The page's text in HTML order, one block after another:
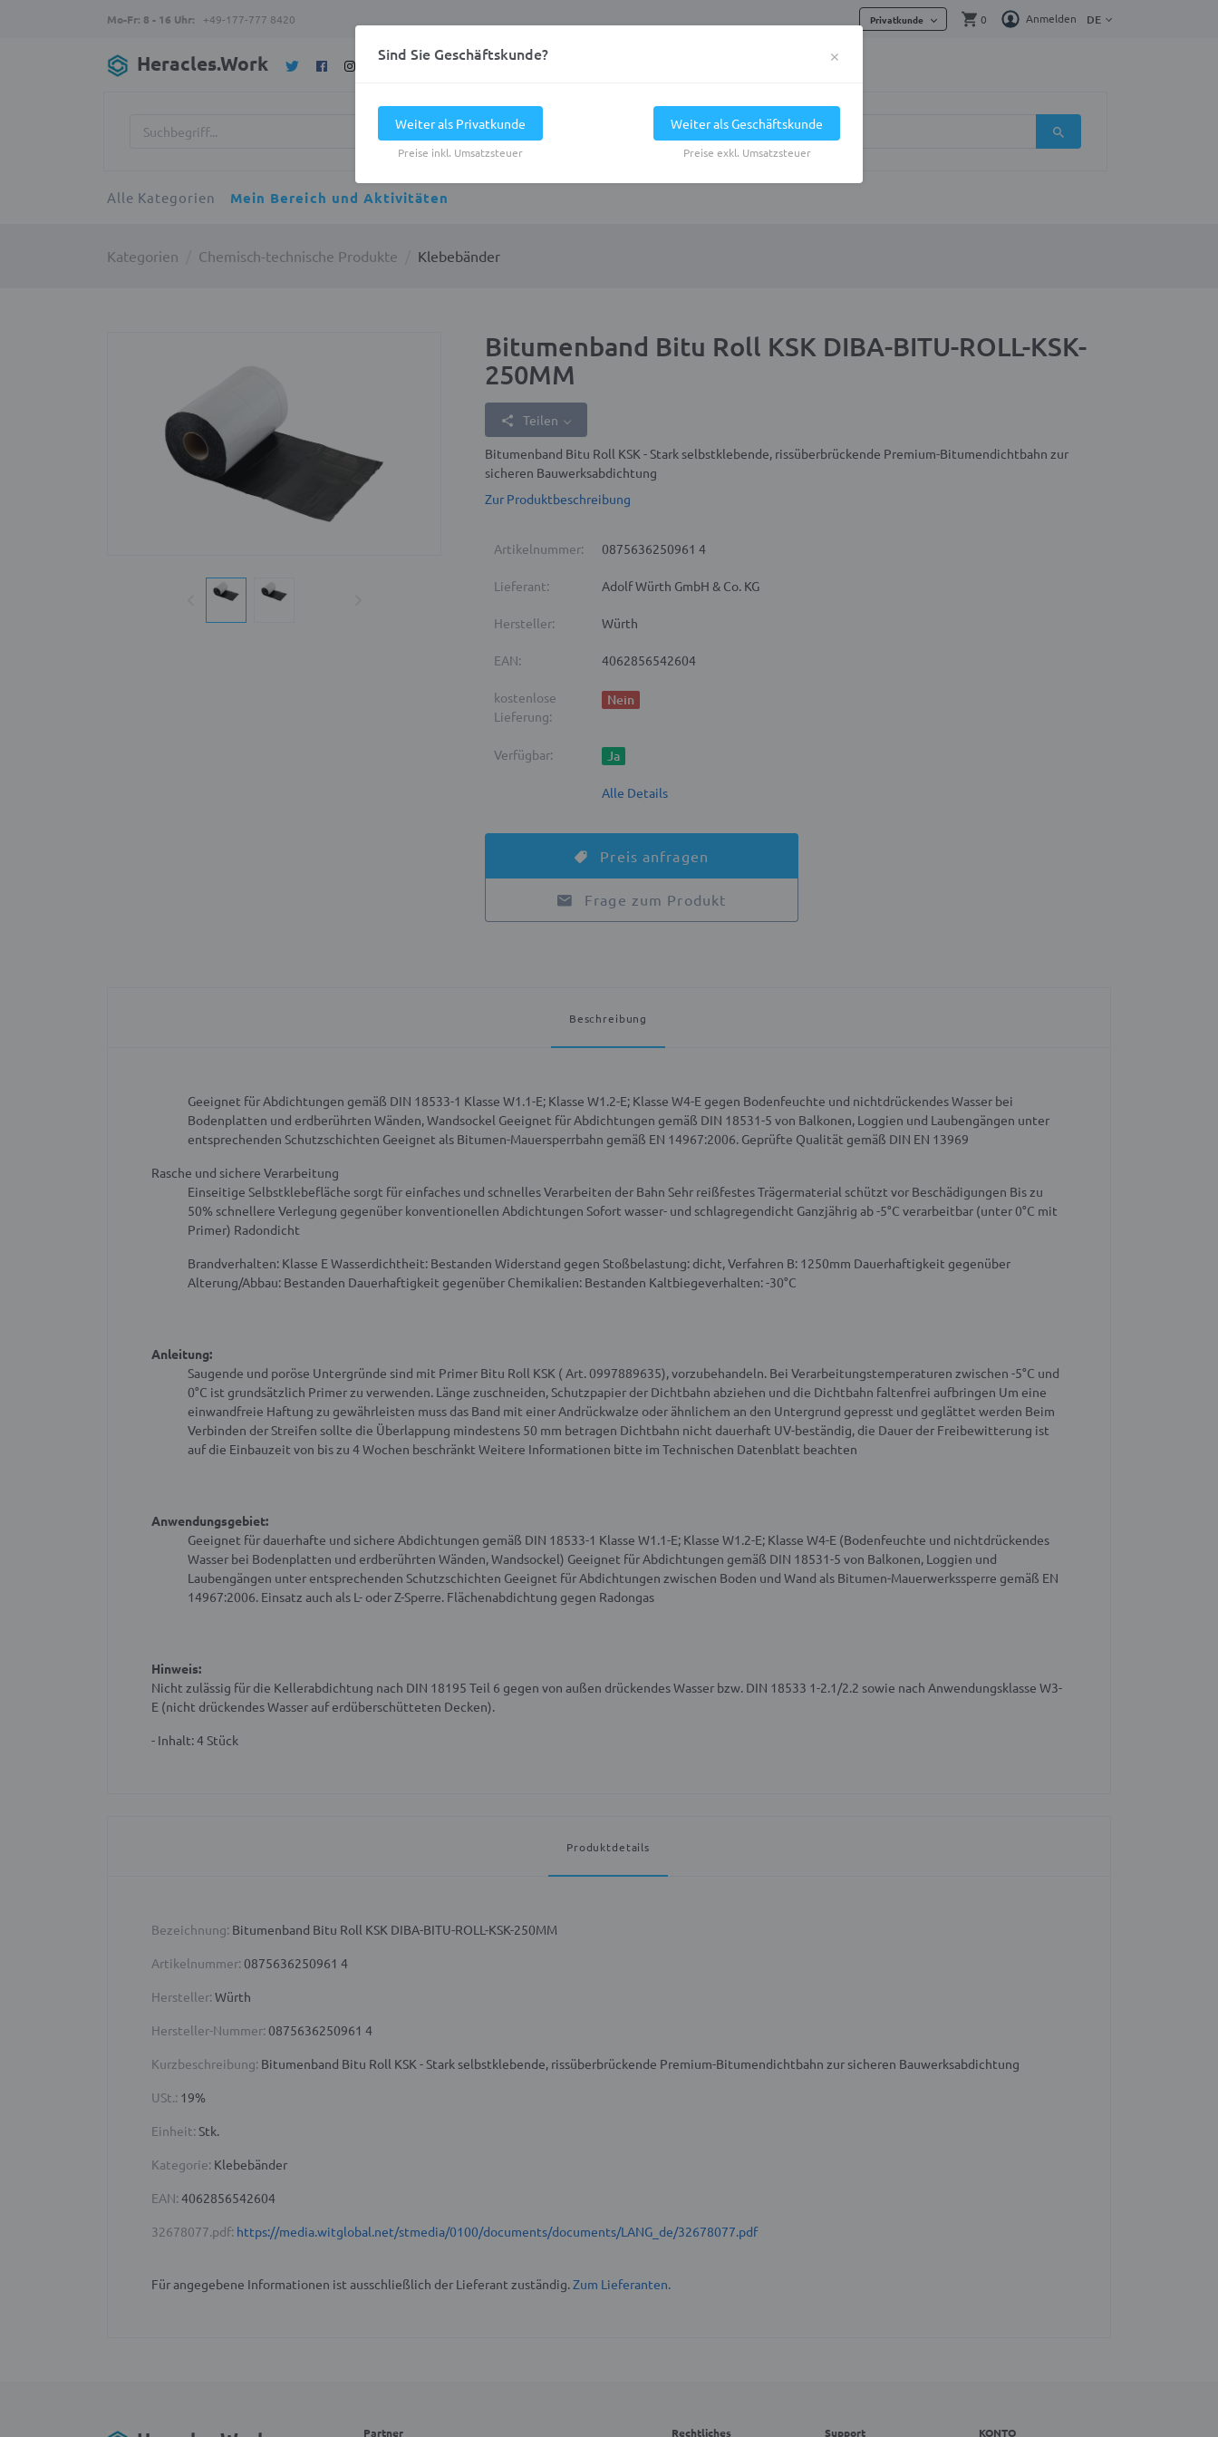
Mo-Fr: 8 - 16 Uhr: +49-177-777 8420 Privatkunde 0 Anmelden DE
Heracles.Work
Alle Kategorien Mein Bereich und Aktivitäten
Kategorien Chemisch-technische Produkte Klebebänder
Bitumenband Bitu Roll KSK DIBA-BITU-ROLL-KSK-
250MM
Teilen
Bitumenband Bitu Roll KSK - Stark selbstklebende, rissüberbrückende Premium-Bitumendichtbahn zur
sicheren Bauwerksabdichtung
Zur Produktbeschreibung
Artikelnummer: 0875636250961 4
Lieferant: Adolf Würth GmbH & Co. KG
Hersteller: Würth
EAN: 4062856542604
kostenlose
Lieferung:
Nein
Verfügbar: Ja
Alle Details
Preis anfragen
Frage zum Produkt
Beschreibung
Geeignet für Abdichtungen gemäß DIN 18533-1 Klasse W1.1-E; Klasse W1.2-E; Klasse W4-E gegen Bodenfeuchte und nichtdrückendes Wasser bei
Bodenplatten und erdberührten Wänden, Wandsockel Geeignet für Abdichtungen gemäß DIN 18531-5 von Balkonen, Loggien und Laubengängen unter
entsprechenden Schutzschichten Geeignet als Bitumen-Mauersperrbahn gemäß EN 14967:2006. Geprüfte Qualität gemäß DIN EN 13969
Rasche und sichere Verarbeitung
Einseitige Selbstklebefläche sorgt für einfaches und schnelles Verarbeiten der Bahn Sehr reißfestes Trägermaterial schützt vor Beschädigungen Bis zu
50% schnellere Verlegung gegenüber konventionellen Abdichtungen Sofort wasser- und schlagregendicht Ganzjährig ab -5°C verarbeitbar (unter 0°C mit
Primer) Radondicht
Brandverhalten: Klasse E Wasserdichtheit: Bestanden Widerstand gegen Stoßbelastung: dicht, Verfahren B: 1250mm Dauerhaftigkeit gegenüber
Alterung/Abbau: Bestanden Dauerhaftigkeit gegenüber Chemikalien: Bestanden Kaltbiegeverhalten:-30°C
Anleitung:
Saugende und poröse Untergründe sind mit Primer Bitu Roll KSK ( Art. 0997889635), vorzubehandeln. Bei Verarbeitungstemperaturen zwischen -5°C und
0°C ist grundsätzlich Primer zu verwenden. Länge zuschneiden, Schutzpapier der Dichtbahn abziehen und die Dichtbahn faltenfrei aufbringen Um eine
einwandfreie Haftung zu gewährleisten muss das Band mit einer Andrückwalze oder ähnlichem an den Untergrund gepresst und geglättet werden Beim
Verbinden der Streifen sollte die Überlappung mindestens 50 mm betragen Dichtbahn nicht dauerhaft UV-beständig, die Dauer der Freibewitterung ist
auf die Einbauzeit von bis zu 4 Wochen beschränkt Weitere Informationen bitte im Technischen Datenblatt beachten
Anwendungsgebiet:
Geeignet für dauerhafte und sichere Abdichtungen gemäß DIN 18533-1 Klasse W1.1-E; Klasse W1.2-E; Klasse W4-E (Bodenfeuchte und nichtdrückendes
Wasser bei Bodenplatten und erdberührten Wänden, Wandsockel) Geeignet für Abdichtungen gemäß DIN 18531-5 von Balkonen, Loggien und
Laubengängen unter entsprechenden Schutzschichten Geeignet für Abdichtungen zwischen Boden und Wand als Bitumen-Mauerwerkssperre gemäß EN
14967:2006. Einsatz auch als L- oder Z-Sperre. Flächenabdichtung gegen Radongas
Hinweis:
Nicht zulässig für die Kellerabdichtung nach DIN 18195 Teil 6 gegen von außen drückendes Wasser bzw. DIN 18533 1-2.1/2.2 sowie nach Anwendungsklasse W3-
E (nicht drückendes Wasser auf erdüberschütteten Decken).
- Inhalt: 4 Stück
Produktdetails
Bezeichnung: Bitumenband Bitu Roll KSK DIBA-BITU-ROLL-KSK-250MM
Artikelnummer: 0875636250961 4
Hersteller: Würth
Hersteller-Nummer: 0875636250961 4
Kurzbeschreibung: Bitumenband Bitu Roll KSK - Stark selbstklebende, rissüberbrückende Premium-Bitumendichtbahn zur sicheren Bauwerksabdichtung
USt.: 19%
Einheit: Stk.
Kategorie: Klebebänder
EAN: 4062856542604
32678077.pdf: https://media.witglobal.net/stmedia/0100/documents/documents/LANG_de/32678077.pdf
Für angegebene Informationen ist ausschließlich der Lieferant zuständig.Zum Lieferanten.
Partner Rechtliches Support KONTO
Sind Sie Geschäftskunde? ×
Weiter als Privatkunde
Preise inkl. Umsatzsteuer
Weiter als Geschäftskunde
Preise exkl. Umsatzsteuer